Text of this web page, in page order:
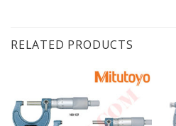
RELATED PRODUCTS